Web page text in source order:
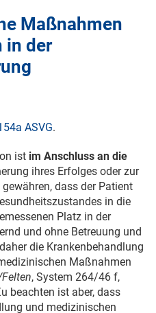
Maßnahmen
in der
ASVG.
ist im Anschluss an die
ihres Erfolges oder zur
dass der Patient
in die
Platz in der
und ohne Betreuung und
die Krankenbehandlung
Maßnahmen
, System 264/46 f,
beachten ist aber, dass
und medizinischen